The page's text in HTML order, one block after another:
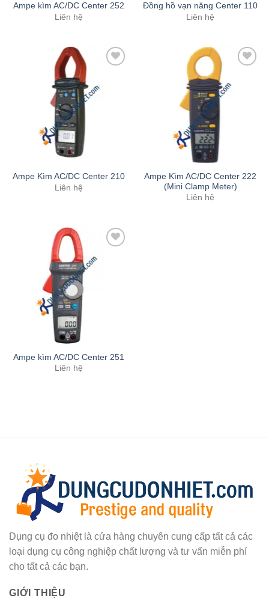
Ampe kìm AC/DC Center 252
Liên hệ
Đồng hồ vạn năng Center 110
Liên hệ
Ampe Kìm AC/DC Center 210
Liên hệ
Wishlist
Ampe Kìm AC/DC Center 222
(Mini Clamp Meter)
Liên hệ
Ampe kìm AC/DC Center 251
Liên hệ
Dụng cụ đo nhiệt là cửa hàng chuyên cung cấp tất cả các
loại dụng cụ công nghiệp chất lượng và tư vấn miễn phí
cho tất cả các bạn.
GIỚI THIỆU